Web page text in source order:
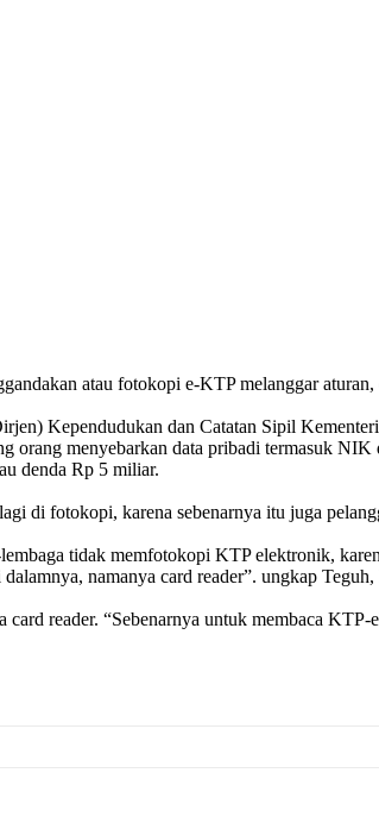
atau fotokopi e-KTP melanggar
Kependudukan dan Catatan Sipil
orang menyebarkan data pribadi termasuk
denda Rp 5 miliar.
di fotokopi, karena sebenarnya itu juga
tidak memfotokopi KTP elektronik,
namanya card reader”. ungkap
card reader. “Sebenarnya untuk membaca